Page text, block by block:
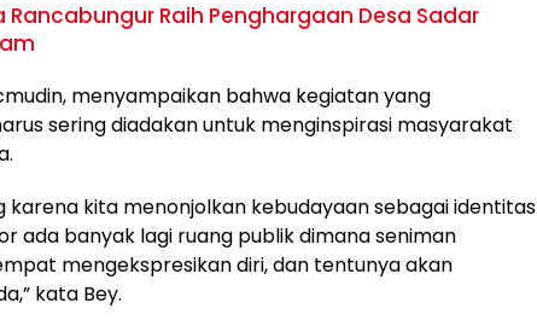
Rancabungur Raih Penghargaan Desa Sadar
menyampaikan bahwa kegiatan yang
sering diadakan untuk menginspirasi masyarakat
karena kita menonjolkan kebudayaan sebagai identitas
ada banyak lagi ruang publik dimana seniman
mengekspresikan diri, dan tentunya akan
kata Bey.